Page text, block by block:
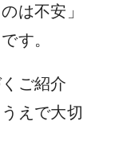
は不安」
す。
ご紹介
えで大切